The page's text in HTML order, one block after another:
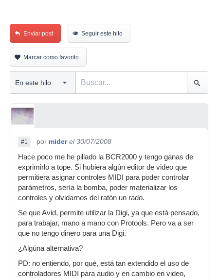
Enviar post Seguir este hilo
Marcar como favorito
#1 por mider el 30/07/2008
Hace poco me he pillado la BCR2000 y tengo ganas de
exprimirlo a tope. Si hubiera algún editor de video que
permitiera asignar controles MIDI para poder controlar
parámetros, sería la bomba, poder materializar los
controles y olvidarnos del ratón un rado.
Se que Avid, permite utilizar la Digi, ya que está pensado,
para trabajar, mano a mano con Protools. Pero va a ser
que no tengo dinero para una Digi.
¿Algúna alternativa?
PD: no entiendo, por qué, está tan extendido el uso de
controladores MIDI para audio y en cambio en video,